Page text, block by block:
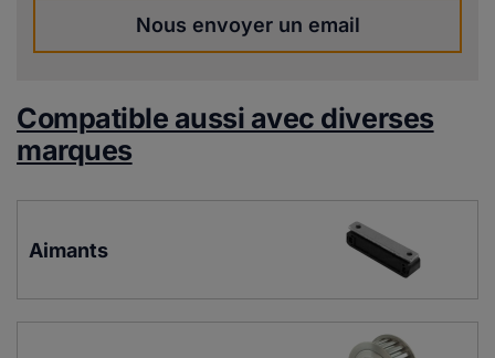
Nous envoyer un email
Compatible aussi avec diverses
marques
Aimants